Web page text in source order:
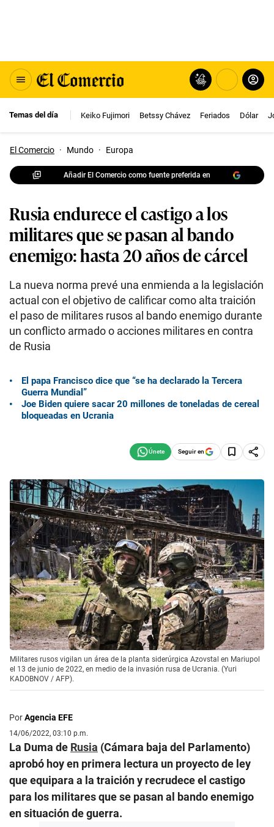
Temas del día Keiko Fujimori Betssy Chávez Feriados Dólar
El Comercio · Mundo · Europa
Añadir El Comercio como fuente preferida en
Rusia endurece el castigo a los
militares que se pasan al bando
enemigo: hasta 20 años de cárcel
La nueva norma prevé una enmienda a la legislación
actual con el objetivo de calificar como alta traición
el paso de militares rusos al bando enemigo durante
un conflicto armado o acciones militares en contra
de Rusia
El papa Francisco dice que “se ha declarado la Tercera
Guerra Mundial”
Joe Biden quiere sacar 20 millones de toneladas de cereal
bloqueadas en Ucrania
Seguir en
Militares rusos vigilan un área de la planta siderúrgica Azovstal en Mariupol
el 13 de junio de 2022, en medio de la invasión rusa de Ucrania. (Yuri
KADOBNOV / AFP).
PorAgencia EFE
14/06/2022, 03:10 p.m.
La Duma de Rusia (Cámara baja del Parlamento)
aprobó hoy en primera lectura un proyecto de ley
que equipara a la traición y recrudece el castigo
para los militares que se pasan al bando enemigo
en situación de guerra.